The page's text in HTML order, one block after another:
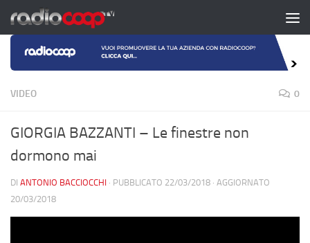
Salta al contenuto
VIDEO 0
GIORGIA BAZZANTI – Le finestre non
dormono mai
DI ANTONIO BACCIOCCHI · PUBBLICATO 22/03/2018 · AGGIORNATO
20/03/2018